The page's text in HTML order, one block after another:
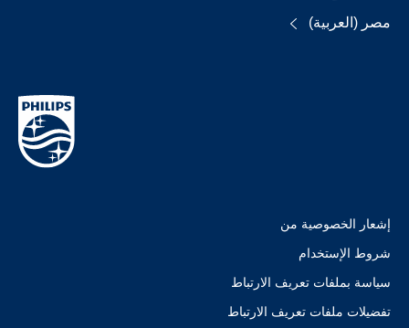
مصر (العربية)
إشعار الخصوصية من
شروط الإستخدام
سياسة بملفات تعريف الارتباط
تفضيلات ملفات تعريف الارتباط